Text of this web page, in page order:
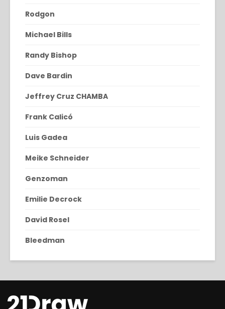
Rodgon
Michael Bills
Randy Bishop
Dave Bardin
Jeffrey Cruz CHAMBA
Frank Calicó
Luis Gadea
Meike Schneider
Genzoman
Emilie Decrock
David Rosel
Bleedman